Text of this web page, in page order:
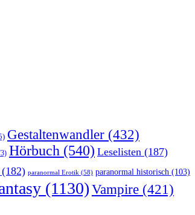
Gestaltenwandler (432)
Hörbuch (540) Leselisten (187)
(182) paranormal Erotik (58) paranormal historisch (103)
(1130) Vampire (421)